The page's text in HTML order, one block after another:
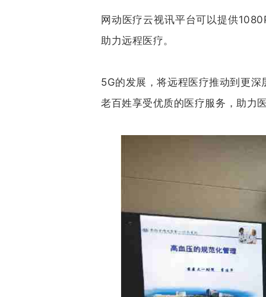
网动医疗云视讯平台可以提供
助力远程医疗。
5G的发展，将远程医疗推动到更
老百姓享受优质的医疗服务，助力